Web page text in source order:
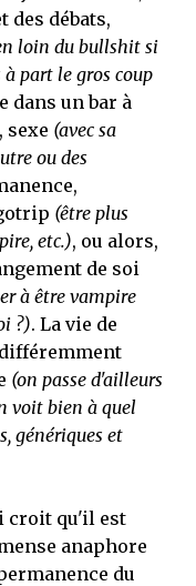
des débats,
loin du bullshit si
part le gros coup
dans un bar à
sexe (avec sa
ou des
(être plus
etc.), ou alors,
de soi
à être vampire
?). La vie de
(on passe d'ailleurs
voit bien à quel
génériques et
croit qu'il est
anaphore
du